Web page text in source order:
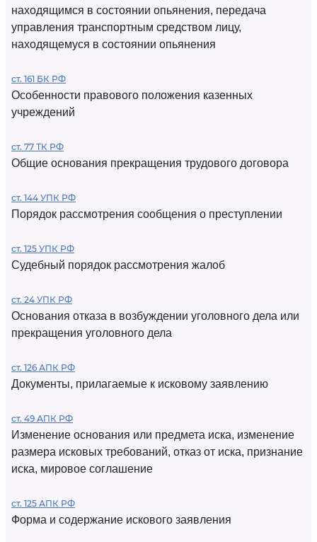
находящимся в состоянии опьянения, передача
управления транспортным средством лицу,
находящемуся в состоянии опьянения
ст. 161 БК РФ
Особенности правового положения казенных
учреждений
ст. 77 ТК РФ
Общие основания прекращения трудового договора
ст. 144 УПК РФ
Порядок рассмотрения сообщения о преступлении
ст. 125 УПК РФ
Судебный порядок рассмотрения жалоб
ст. 24 УПК РФ
Основания отказа в возбуждении уголовного дела или
прекращения уголовного дела
ст. 126 АПК РФ
Документы, прилагаемые к исковому заявлению
ст. 49 АПК РФ
Изменение основания или предмета иска, изменение
размера исковых требований, отказ от иска, признание
иска, мировое соглашение
ст. 125 АПК РФ
Форма и содержание искового заявления